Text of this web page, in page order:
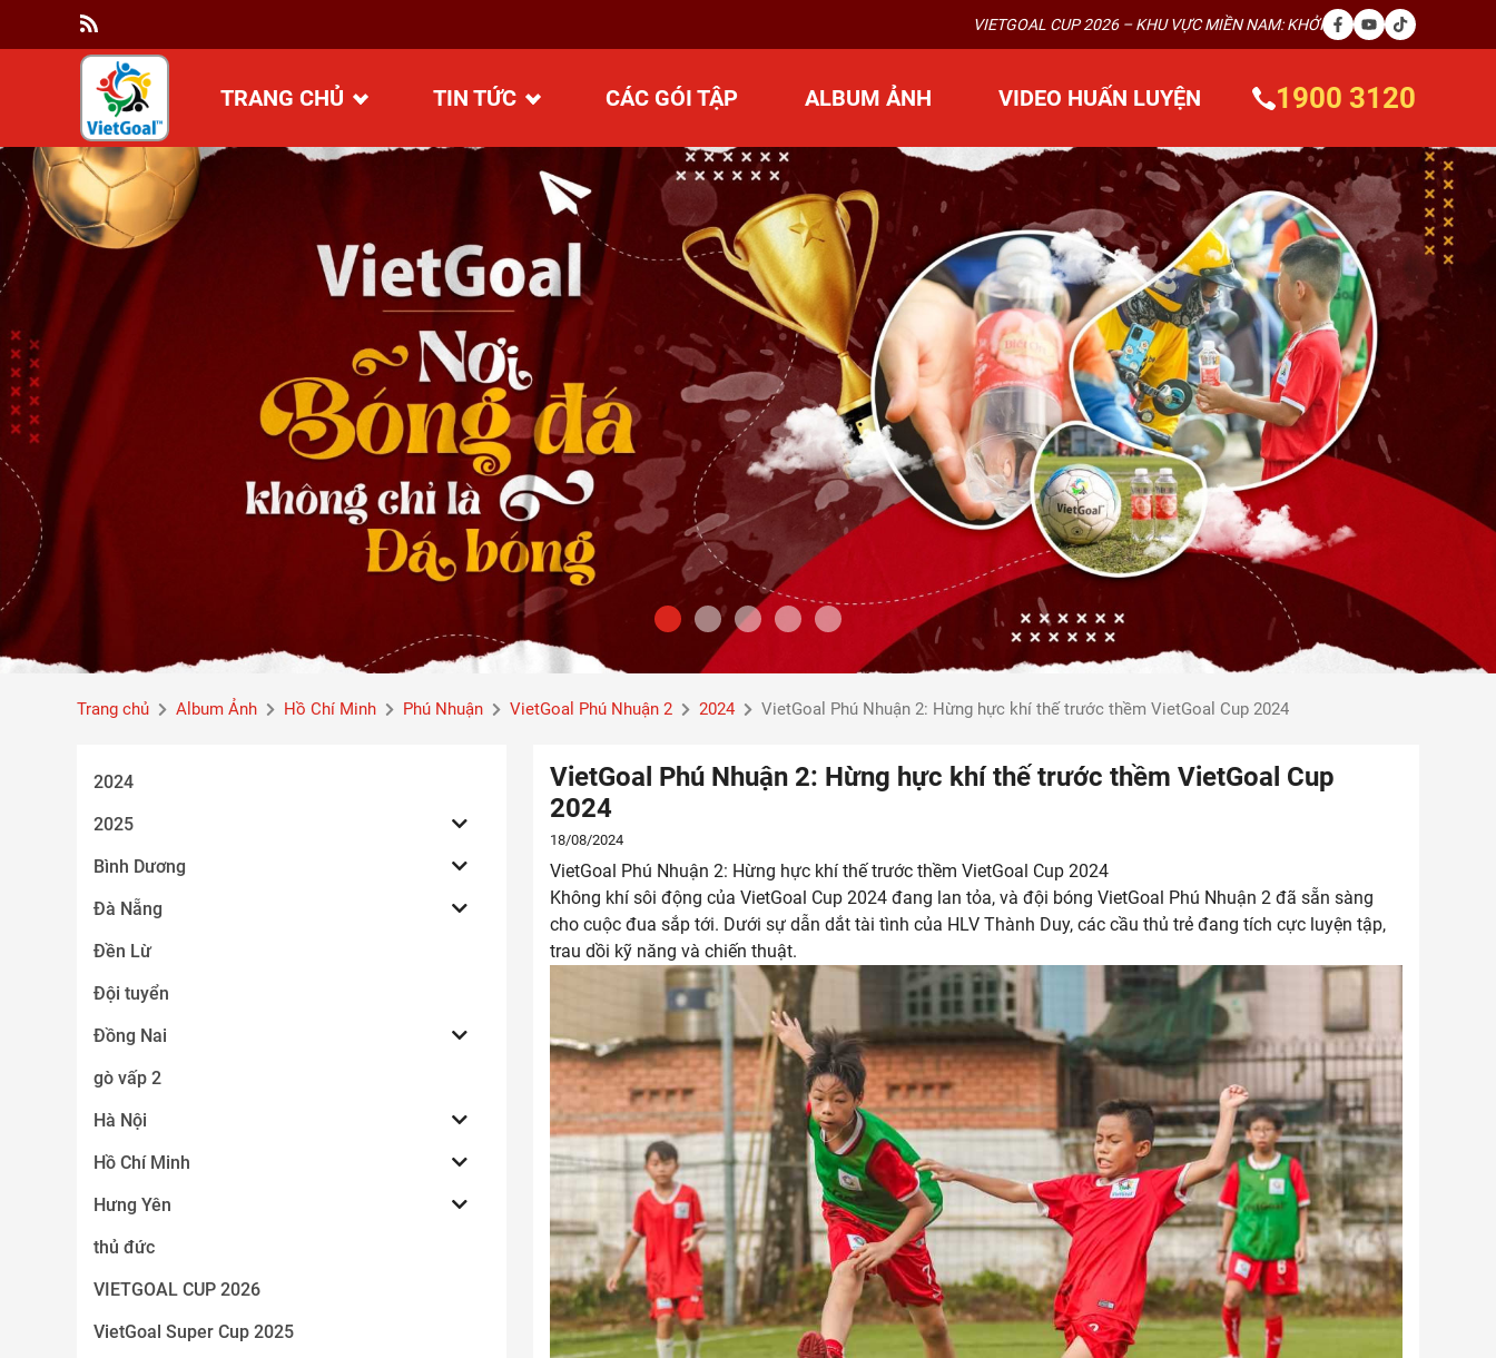
VIETGOAL CUP 2026 – KHU VỰC MIỀN NAM: KHỞI TRANH NGAY SAU FIFA WORLD CUP 2026.
TRANG CHỦ TIN TỨC CÁC GÓI TẬP ALBUM ẢNH VIDEO HUẤN LUYỆN 1900 3120
Trang chủ Album Ảnh Hồ Chí Minh Phú Nhuận VietGoal Phú Nhuận 2 2024 VietGoal Phú Nhuận 2: Hừng hực khí thế trước thềm VietGoal Cup 2024
2024
2025
Bình Dương
Đà Nẵng
Đền Lừ
Đội tuyển
Đồng Nai
gò vấp 2
Hà Nội
Hồ Chí Minh
Hưng Yên
thủ đức
VIETGOAL CUP 2026
VietGoal Super Cup 2025
VietGoal Phú Nhuận 2: Hừng hực khí thế trước thềm VietGoal Cup
2024
18/08/2024
VietGoal Phú Nhuận 2: Hừng hực khí thế trước thềm VietGoal Cup 2024
Không khí sôi động của VietGoal Cup 2024 đang lan tỏa, và đội bóng VietGoal Phú Nhuận 2 đã sẵn sàng
cho cuộc đua sắp tới. Dưới sự dẫn dắt tài tình của HLV Thành Duy, các cầu thủ trẻ đang tích cực luyện tập,
trau dồi kỹ năng và chiến thuật.